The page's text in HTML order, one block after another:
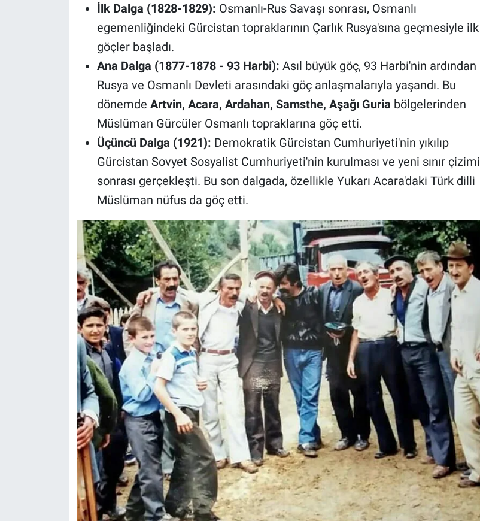
İlk Dalga (1828-1829): Osmanlı-Rus Savaşı sonrası, Osmanlı
egemenliğindeki Gürcistan topraklarının Çarlık Rusya'sına geçmesiyle ilk
göçler başladı.
Ana Dalga (1877-1878 - 93 Harbi): Asıl büyük göç, 93 Harbi'nin ardından
Rusya ve Osmanlı Devleti arasındaki göç anlaşmalarıyla yaşandı. Bu
dönemde Artvin, Acara, Ardahan, Samsthe, Aşağı Guria bölgelerinden
Müslüman Gürcüler Osmanlı topraklarına göç etti.
Üçüncü Dalga (1921): Demokratik Gürcistan Cumhuriyeti'nin yıkılıp
Gürcistan Sovyet Sosyalist Cumhuriyeti'nin kurulması ve yeni sınır çizimi
sonrası gerçekleşti. Bu son dalgada, özellikle Yukarı Acara'daki Türk dilli
Müslüman nüfus da göç etti.